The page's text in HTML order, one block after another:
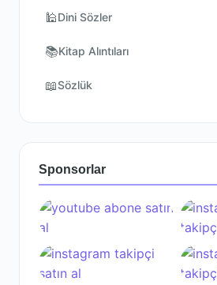
🕌Dini Sözler
📚Kitap Alıntıları
📖Sözlük
Sponsorlar